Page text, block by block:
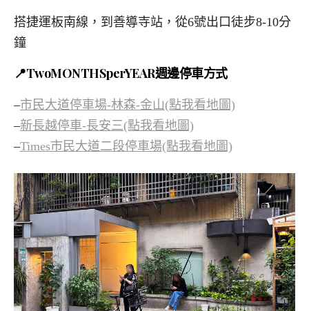
搭捷運板南線，到善導寺站，從6號出口徒步8-10分
鐘
📍TwoMONTHSperYEAR週邊停車方式
–市民大道停車場-林森-金山(點我看地圖)
–新長越停車-長安三(點我看地圖)
–Times市民大道二段停車場(點我看地圖)